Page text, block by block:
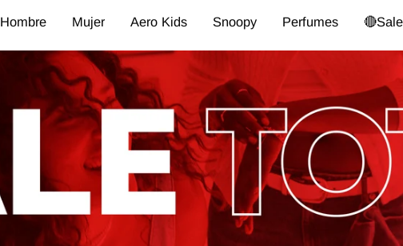
Hombre Mujer Aero Kids Snoopy Perfumes